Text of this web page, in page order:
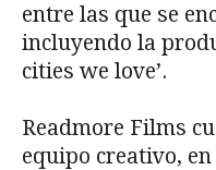
entre las que se
incluyendo la
cities we love’.
Readmore Films
equipo creativo,